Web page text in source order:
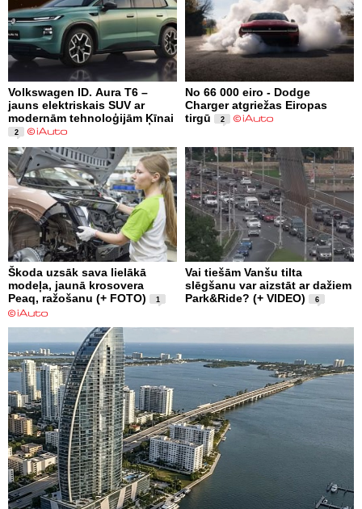
Volkswagen ID. Aura T6 –
jauns elektriskais SUV ar
modernām tehnoloģijām Ķīnai
2
No 66 000 eiro - Dodge
Charger atgriežas Eiropas
tirgū
2
Škoda uzsāk sava lielākā
modeļa, jaunā krosovera
Peaq, ražošanu (+ FOTO)
1
Vai tiešām Vanšu tilta
slēgšanu var aizstāt ar dažiem
Park&Ride? (+ VIDEO)
6